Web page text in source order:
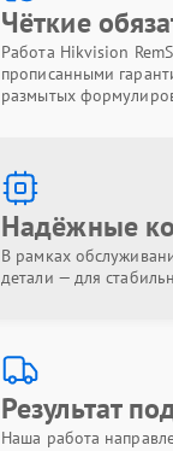
Чёткие
Работа Hikvision
прописанными
размытых
Надёжные
В рамках
детали — для
Результат
Наша работа